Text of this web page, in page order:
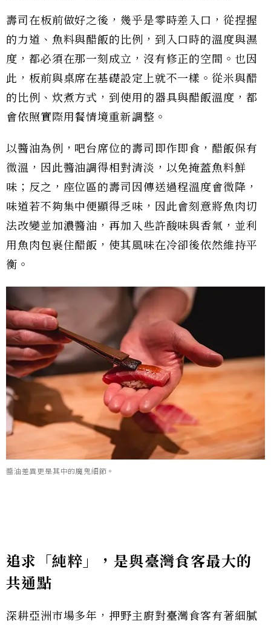
壽司在板前做好之後，幾乎是零時差入口，從捏握
的力道、魚料與醋飯的比例，到入口時的溫度與濕
度，都必須在那一刻成立，沒有修正的空間。也因
此，板前與桌席在基礎設定上就不一樣。從米與醋
的比例、炊煮方式，到使用的器具與醋飯溫度，都
會依照實際用餐情境重新調整。
以醬油為例，吧台席位的壽司即作即食，醋飯保有
微溫，因此醬油調得相對清淡，以免掩蓋魚料鮮
味；反之，座位區的壽司因傳送過程溫度會微降，
味道若不夠集中便顯得乏味，因此會刻意將魚肉切
法改變並加濃醬油，再加入些許酸味與香氣，並利
用魚肉包裹住醋飯，使其風味在冷卻後依然維持平
衡。
醬油差異更是其中的魔鬼細節。
追求「純粹」，是與臺灣食客最大的
共通點
深耕亞洲市場多年，押野主廚對臺灣食客有著細膩